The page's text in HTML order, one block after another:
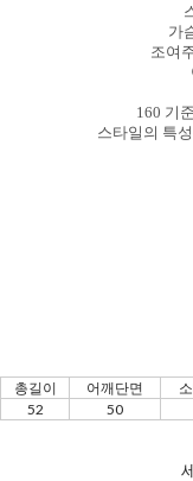
가
조여
160 기
스타일의 특
총길이 어깨단면
52
50